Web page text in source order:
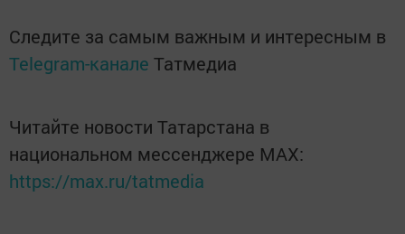
Следите за самым важным и интересным в
Telegram-канале Татмедиа
Читайте новости Татарстана в
национальном мессенджере MАХ:
https://max.ru/tatmedia